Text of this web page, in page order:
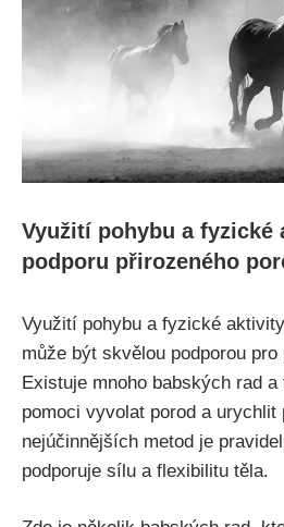
Využití pohybu a fyzické
podporu přirozeného
Využití pohybu a fyzické
může být skvělou podporou
Existuje mnoho babských rad
pomoci vyvolat porod​ a urychlit
nejúčinnějších⁣ metod je
podporuje​ sílu a flexibilitu⁤ těla.